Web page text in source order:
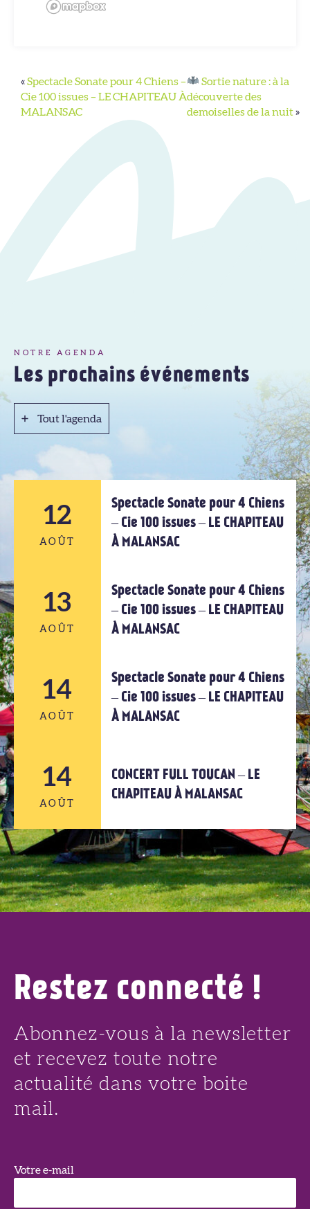
«Spectacle Sonate pour 4 Chiens –
Cie 100 issues – LE CHAPITEAU À
MALANSAC
Sortie nature : à la
découverte des
demoiselles de la nuit»
NOTRE AGENDA
Les prochains événements
Tout l'agenda
Tout l'agenda
12
AOÛT
12
AOÛT
Spectacle Sonate pour 4 Chiens
– Cie 100 issues – LE CHAPITEAU
À MALANSAC
13
AOÛT
13
AOÛT
Spectacle Sonate pour 4 Chiens
– Cie 100 issues – LE CHAPITEAU
À MALANSAC
14
AOÛT
14
AOÛT
Spectacle Sonate pour 4 Chiens
– Cie 100 issues – LE CHAPITEAU
À MALANSAC
14
AOÛT
14
AOÛT
CONCERT FULL TOUCAN – LE
CHAPITEAU À MALANSAC
Restez connecté !
Abonnez-vous à la newsletter
et recevez toute notre
actualité dans votre boite
mail.
Votre e-mail